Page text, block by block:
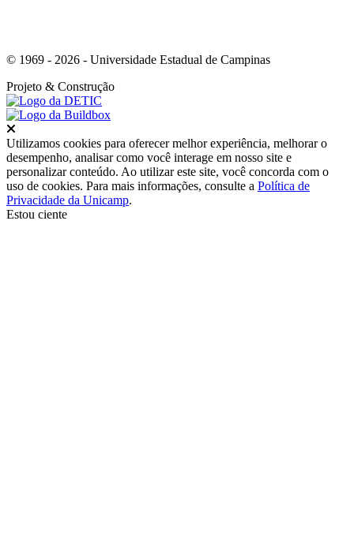
© 1969 - 2026 - Universidade Estadual de Campinas
Projeto & Construção
Utilizamos cookies para oferecer melhor experiência, melhorar o
desempenho, analisar como você interage em nosso site e
personalizar conteúdo. Ao utilizar este site, você concorda com o
uso de cookies. Para mais informações, consulte a Política de
Privacidade da Unicamp.
Estou ciente